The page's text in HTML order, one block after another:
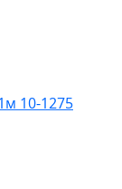
10-1275